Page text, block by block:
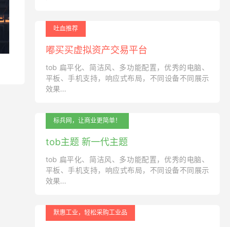
吐血推荐
嘟买买虚拟资产交易平台
tob 扁平化、简洁风、多功能配置，优秀的电脑、
平板、手机支持，响应式布局，不同设备不同展示
效果...
标兵网，让商业更简单！
tob主题 新一代主题
tob 扁平化、简洁风、多功能配置，优秀的电脑、
平板、手机支持，响应式布局，不同设备不同展示
效果...
默惠工业，轻松采购工业品